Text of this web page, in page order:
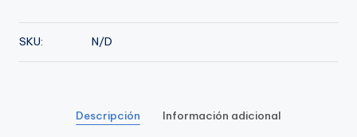
Febrero
cantidad
SKU: N/D
Descripción Información adicional